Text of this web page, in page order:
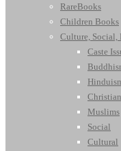
RareBooks
Children Books
Culture,
Caste
Muslims
Social
Cultural